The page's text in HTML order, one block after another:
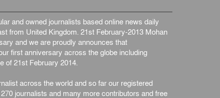
and owned journalists based online news daily
from United Kingdom. 21st February-2013 Mohan
and we are proudly announces that
first anniversary across the globe including
of 21st February 2014.
across the world and so far our registered
journalists and many more contributors and free